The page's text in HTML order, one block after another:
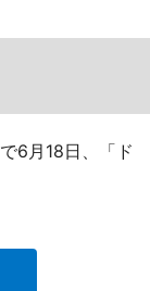
6月18日、「ド